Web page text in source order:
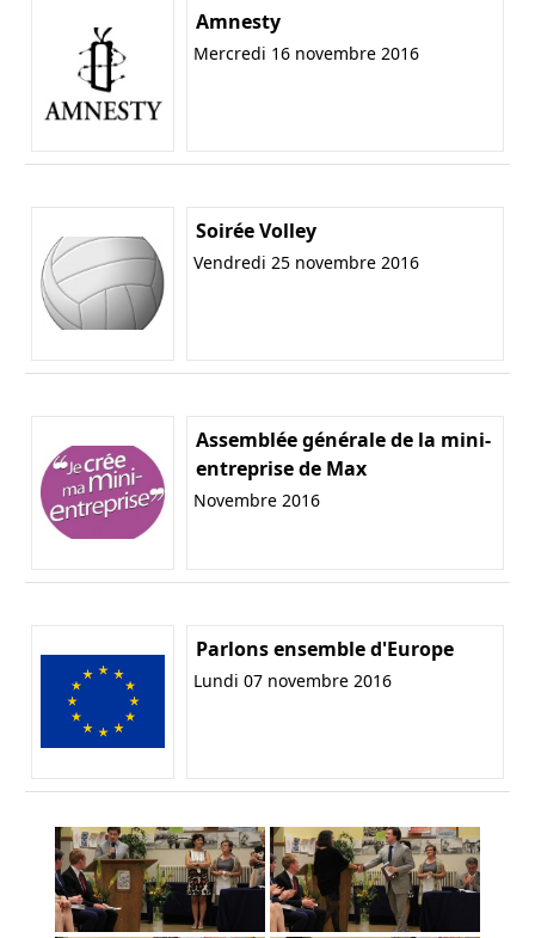
Amnesty
Mercredi 16 novembre 2016
Soirée Volley
Vendredi 25 novembre 2016
Assemblée générale de la mini-
entreprise de Max
Novembre 2016
Parlons ensemble d'Europe
Lundi 07 novembre 2016